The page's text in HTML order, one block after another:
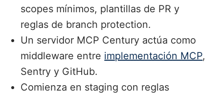
scopes mínimos, plantillas de PR y
reglas de branch protection.
Un servidor MCP Century actúa como
middleware entre implementación MCP,
Sentry y GitHub.
Comienza en staging con reglas